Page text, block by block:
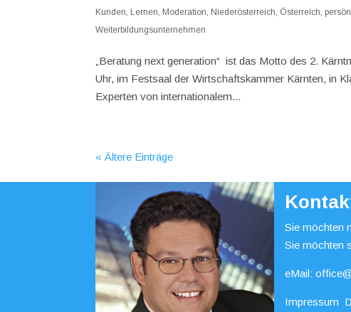
Kunden Lernen Moderation Niederösterreich Österreich
Weiterbildungsunternehmen
„Beratung next generation“ ist das Motto des 2.
Uhr, im Festsaal der Wirtschaftskammer Kärnten, in
Experten von internationalem...
« Ältere Einträge
Sie möchten
Sie möchten
eMail:
Impressum